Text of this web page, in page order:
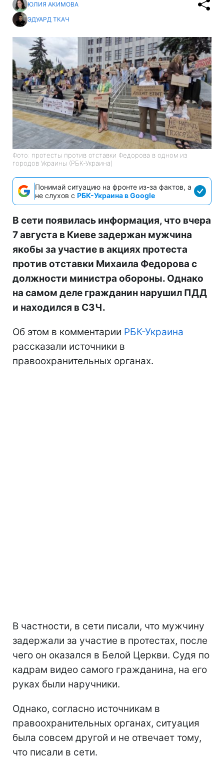
ЮЛИЯ АКИМОВА
ЭДУАРД ТКАЧ
Фото: протесты против отставки Федорова в одном из
городов Украины (РБК-Украина)
Понимай ситуацию на фронте из-за фактов, а
не слухов с РБК-Украина в Google
В сети появилась информация, что вчера
7 августа в Киеве задержан мужчина
якобы за участие в акциях протеста
против отставки Михаила Федорова с
должности министра обороны. Однако
на самом деле гражданин нарушил ПДД
и находился в СЗЧ.
Об этом в комментарии РБК-Украина
рассказали источники в
правоохранительных органах.
В частности, в сети писали, что мужчину
задержали за участие в протестах, после
чего он оказался в Белой Церкви. Судя по
кадрам видео самого гражданина, на его
руках были наручники.
Однако, согласно источникам в
правоохранительных органах, ситуация
была совсем другой и не отвечает тому,
что писали в сети.